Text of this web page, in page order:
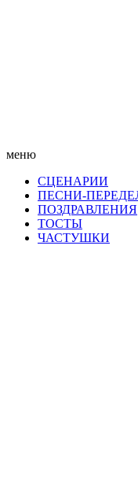
меню
СЦЕНАРИИ
ПЕСНИ-
ПОЗДРАВЛЕНИЯ
ТОСТЫ
ЧАСТУШКИ